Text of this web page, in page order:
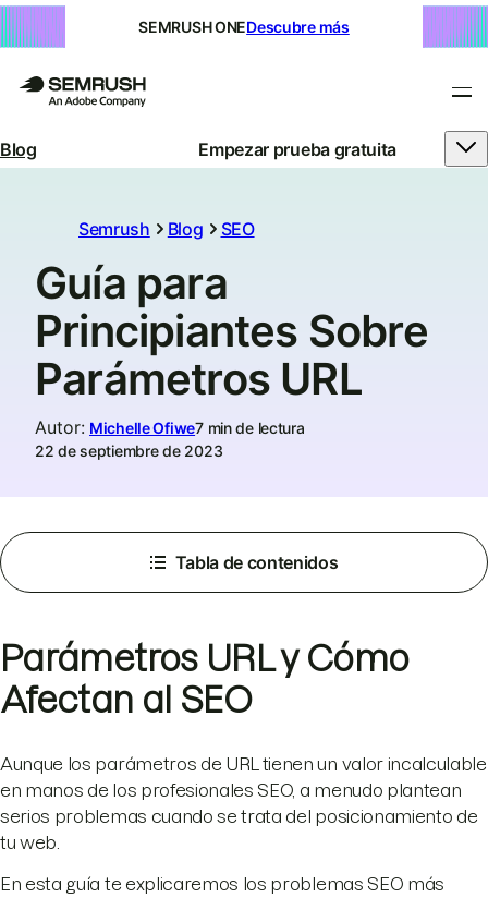
SEMRUSH ONEDescubre más
Blog Empezar prueba gratuita
Semrush Blog SEO
Guía para
Principiantes Sobre
Parámetros URL
Autor: Michelle Ofiwe7 min de lectura
22 de septiembre de 2023
Tabla de contenidos
Parámetros URL y Cómo
Afectan al SEO
Aunque los parámetros de URL tienen un valor incalculable
en manos de los profesionales SEO, a menudo plantean
serios problemas cuando se trata del posicionamiento de
tu web.
En esta guía te explicaremos los problemas SEO más